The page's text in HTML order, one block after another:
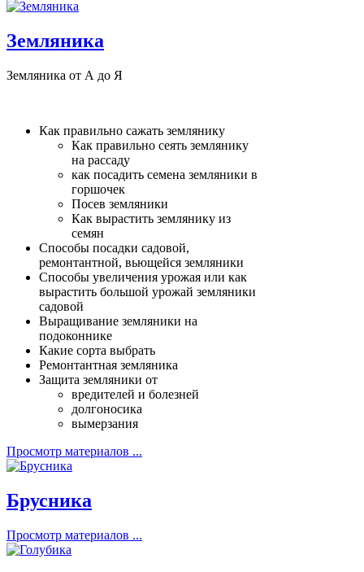
Земляника
Земляника от А до Я
Как правильно сажать землянику
Как правильно сеять землянику
на рассаду
как посадить семена земляники в
горшочек
Посев земляники
Как вырастить землянику из
семян
Способы посадки садовой,
ремонтантной, вьющейся земляники
Способы увеличения урожая или как
вырастить большой урожай земляники
садовой
Выращивание земляники на
подоконнике
Какие сорта выбрать
Ремонтантная земляника
Защита земляники от
вредителей и болезней
долгоносика
вымерзания
Просмотр материалов ...
Брусника
Просмотр материалов ...